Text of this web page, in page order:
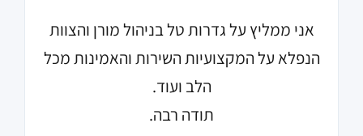
אני ממליץ על גדרות טל בניהול מורן והצוות
הנפלא על המקצועיות השירות והאמינות מכל
הלב ועוד.
תודה רבה.